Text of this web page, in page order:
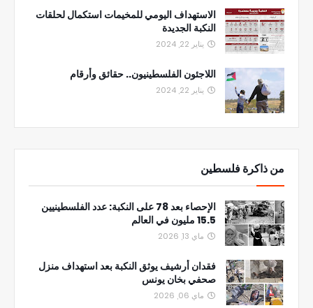
الاستهداف اليومي للمخيمات استكمال لحلقات
النكبة الجديدة
يناير 22, 2024
اللاجئون الفلسطينيون.. حقائق وأرقام
يناير 22, 2024
من ذاكرة فلسطين
الإحصاء بعد 78 على النكبة: عدد الفلسطينيين
15.5 مليون في العالم
ماي 13, 2026
فقدان أرشيف يوثق النكبة بعد استهداف منزل
صحفي بخان يونس
ماي 06, 2026